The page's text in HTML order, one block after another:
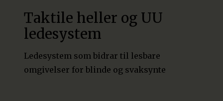
Taktile heller og UU
ledesystem
Ledesystem som bidrar til lesbare
omgivelser for blinde og svaksynte